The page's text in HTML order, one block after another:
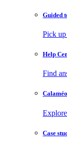
Guided
Pick up
Help
Find
Case